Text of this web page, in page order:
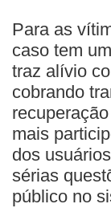
Para as
caso tem
traz alívio
cobrando
mais
dos
sérias
público no